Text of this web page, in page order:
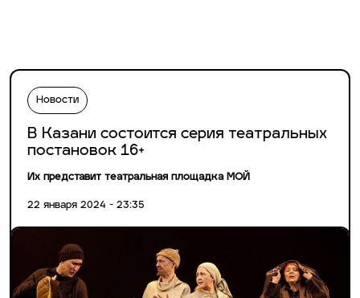
Новости
В Казани состоится серия театральных
постановок 16+
Их представит театральная площадка MOЙ
22 января 2024 - 23:35